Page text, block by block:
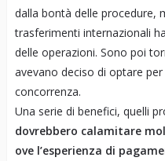
dalla bontà delle procedure,
trasferimenti internazionali
delle operazioni. Sono poi
avevano deciso di optare
concorrenza.
Una serie di benefici, quelli
dovrebbero calamitare
ove l’esperienza di